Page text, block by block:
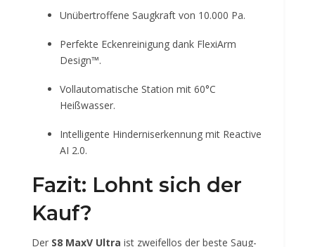
Unübertroffene Saugkraft von 10.000 Pa.
Perfekte Eckenreinigung dank FlexiArm
Design™.
Vollautomatische Station mit 60°C
Heißwasser.
Intelligente Hinderniserkennung mit Reactive
AI 2.0.
Fazit: Lohnt sich der
Kauf?
Der S8 MaxV Ultra ist zweifellos der beste Saug-